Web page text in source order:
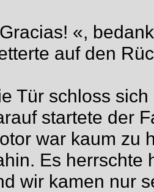
«,
auf den
Tür schloss
startete der
war kaum zu
Es herrschte
wir kamen nur